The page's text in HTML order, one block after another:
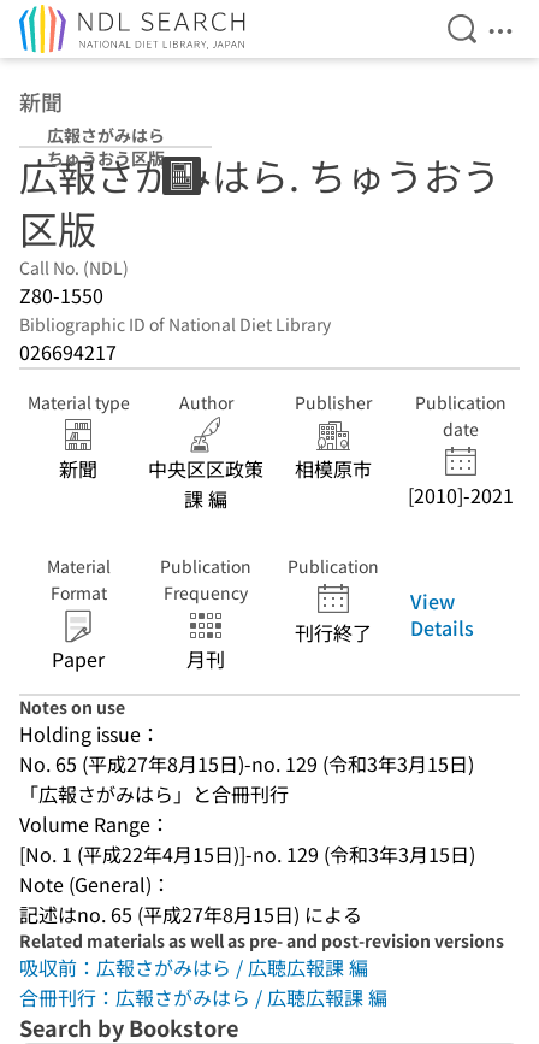
Open
新聞
広報さがみはら
ちゅうおう区版
広報さがみはら. ちゅうおう
区版
Call No. (NDL)
Z80-1550
Bibliographic ID of National Diet Library
026694217
Material type
新聞
Author
中央区区政策
課 編
Publisher
相模原市
Publication
date
[2010]-2021
Material
Format
Paper
Publication
Frequency
月刊
Publication
刊行終了
View
Details
Notes on use
Holding issue：
No. 65 (平成27年8月15日)-no. 129 (令和3年3月15日)
「広報さがみはら」と合冊刊行
Volume Range：
[No. 1 (平成22年4月15日)]-no. 129 (令和3年3月15日)
Note (General)：
記述はno. 65 (平成27年8月15日) による
Related materials as well as pre- and post-revision versions
吸収前：広報さがみはら / 広聴広報課 編
合冊刊行：広報さがみはら / 広聴広報課 編
Search by Bookstore